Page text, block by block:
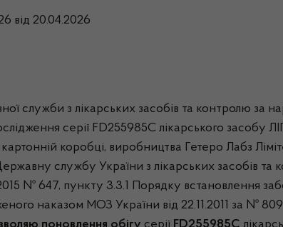
від 20.04.2026
служби з лікарських засобів та контролю за
серії FD255985С лікарського засобу
коробці, виробництва Гетеро Лабз
службу України з лікарських засобів та
№ 647, пункту 3.3.1 Порядку встановлення
наказом МОЗ України від 22.11.2011 за №